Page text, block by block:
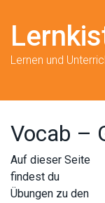
Lernen und
Vocab –
Auf dieser Seite
findest du
Übungen zu den